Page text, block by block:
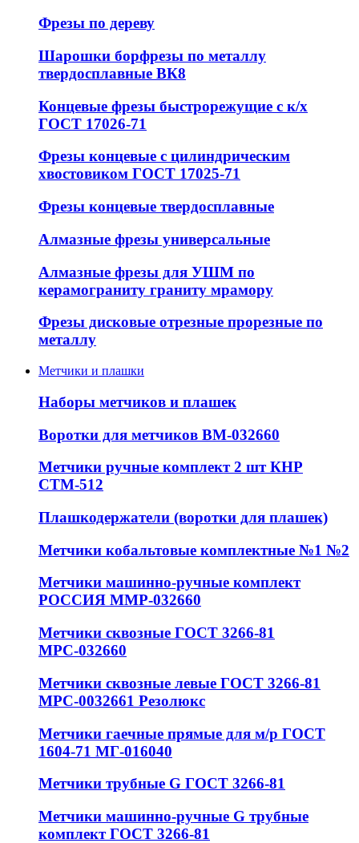
Фрезы по дереву
Шарошки борфрезы по металлу
твердосплавные ВК8
Концевые фрезы быстрорежущие с к/х
ГОСТ 17026-71
Фрезы концевые с цилиндрическим
хвостовиком ГОСТ 17025-71
Фрезы концевые твердосплавные
Алмазные фрезы универсальные
Алмазные фрезы для УШМ по
керамограниту граниту мрамору
Фрезы дисковые отрезные прорезные по
металлу
Метчики и плашки
Наборы метчиков и плашек
Воротки для метчиков ВМ-032660
Метчики ручные комплект 2 шт КНР
СТМ-512
Плашкодержатели (воротки для плашек)
Метчики кобальтовые комплектные №1 №2
Метчики машинно-ручные комплект
РОССИЯ ММР-032660
Метчики сквозные ГОСТ 3266-81
МРС-032660
Метчики сквозные левые ГОСТ 3266-81
МРС-0032661 Резолюкс
Метчики гаечные прямые для м/р ГОСТ
1604-71 МГ-016040
Метчики трубные G ГОСТ 3266-81
Метчики машинно-ручные G трубные
комплект ГОСТ 3266-81